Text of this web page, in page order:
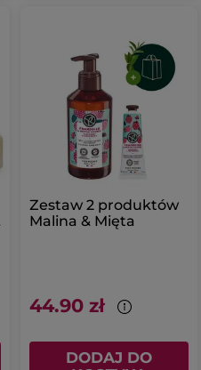
Zestaw 2 produktów
Malina & Mięta
44.90 zł
DODAJ DO